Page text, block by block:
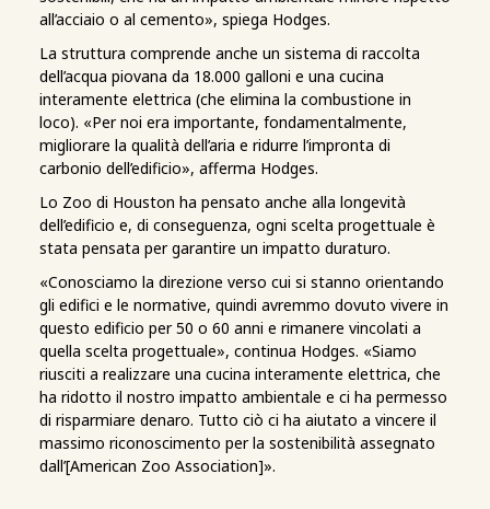
all’acciaio o al cemento», spiega Hodges.
La struttura comprende anche un sistema di raccolta
dell’acqua piovana da 18.000 galloni e una cucina
interamente elettrica (che elimina la combustione in
loco). «Per noi era importante, fondamentalmente,
migliorare la qualità dell’aria e ridurre l’impronta di
carbonio dell’edificio», afferma Hodges.
Lo Zoo di Houston ha pensato anche alla longevità
dell’edificio e, di conseguenza, ogni scelta progettuale è
stata pensata per garantire un impatto duraturo.
«Conosciamo la direzione verso cui si stanno orientando
gli edifici e le normative, quindi avremmo dovuto vivere in
questo edificio per 50 o 60 anni e rimanere vincolati a
quella scelta progettuale», continua Hodges. «Siamo
riusciti a realizzare una cucina interamente elettrica, che
ha ridotto il nostro impatto ambientale e ci ha permesso
di risparmiare denaro. Tutto ciò ci ha aiutato a vincere il
massimo riconoscimento per la sostenibilità assegnato
dall’[American Zoo Association]».